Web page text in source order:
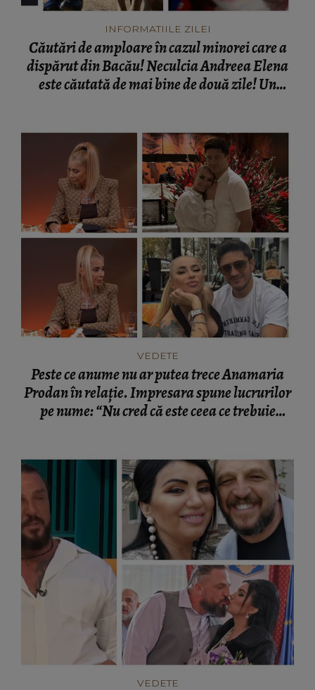
INFORMATIILE ZILEI
Căutări de amploare în cazul minorei care a
dispărut din Bacău! Neculcia Andreea Elena
este căutată de mai bine de două zile! Un
VEDETE
Peste ce anume nu ar putea trece Anamaria
Prodan în relație. Impresara spune lucrurilor
pe nume: “Nu cred că este ceea ce trebuie
VEDETE